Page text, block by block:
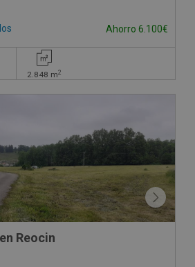
Ahorro 6.100€
2.848 m2
Reocin